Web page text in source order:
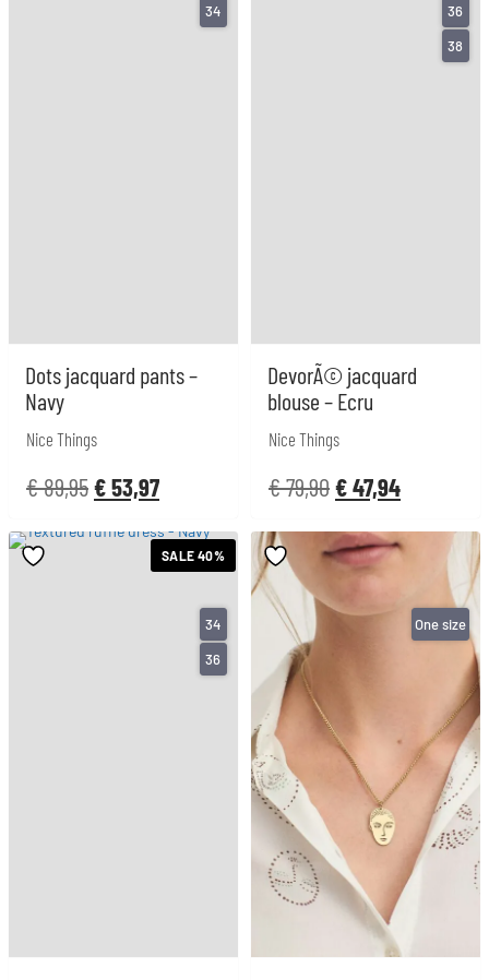
Dots jacquard pants –
Navy
Nice Things
€89,95€53,97
34
DevorÃ© jacquard
blouse – Ecru
Nice Things
€79,90€47,94
36
38
SALE 40%
34
36
One size